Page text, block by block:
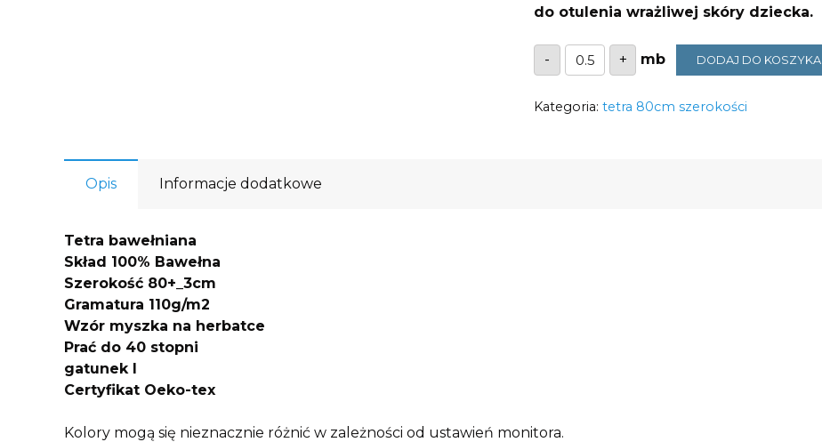
do otulenia wrażliwej skóry dziecka.
-
ilość
Tetra
miś
110g/m2
+ DODAJ DO KOSZYKA
Kategoria: tetra 80cm szerokości
Opis Informacje dodatkowe
Tetra bawełniana
Skład 100% Bawełna
Szerokość 80+_3cm
Gramatura 110g/m2
Wzór myszka na herbatce
Prać do 40 stopni
gatunek I
Certyfikat Oeko-tex
Kolory mogą się nieznacznie różnić w zależności od ustawień monitora.